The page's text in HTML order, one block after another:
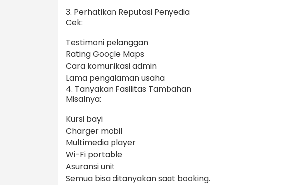
3. Perhatikan Reputasi Penyedia
Cek:
Testimoni pelanggan
Rating Google Maps
Cara komunikasi admin
Lama pengalaman usaha
4. Tanyakan Fasilitas Tambahan
Misalnya:
Kursi bayi
Charger mobil
Multimedia player
Wi-Fi portable
Asuransi unit
Semua bisa ditanyakan saat booking.